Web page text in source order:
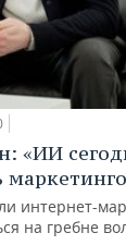
«ИИ
интернет-
на гребне